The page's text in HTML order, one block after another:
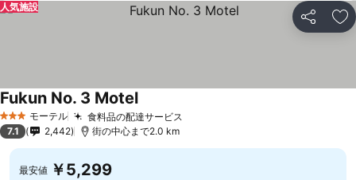
シェア お
人気施設
3 ホテルのランク
モーテル 食料品の配達サービス
Fukun No. 3 Motel料金を表示
7.1 2,442 街の中心まで2.0 km
最安値 ￥5,299